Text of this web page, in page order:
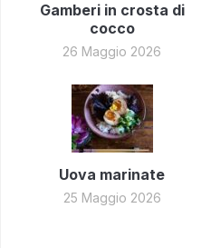
Gamberi in crosta di
cocco
26 Maggio 2026
Uova marinate
25 Maggio 2026